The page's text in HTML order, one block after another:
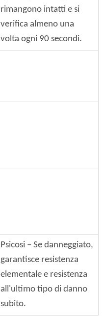
rimangono intatti e si
verifica almeno una
volta ogni 90 secondi.
Psicosi – Se danneggiato,
garantisce resistenza
elementale e resistenza
all'ultimo tipo di danno
subito.